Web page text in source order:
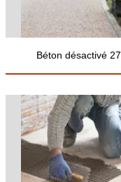
Béton désactivé 27